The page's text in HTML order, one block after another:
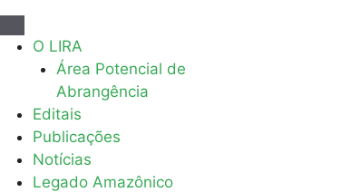
O LIRA
Área Potencial de
Abrangência
Editais
Publicações
Notícias
Legado Amazônico